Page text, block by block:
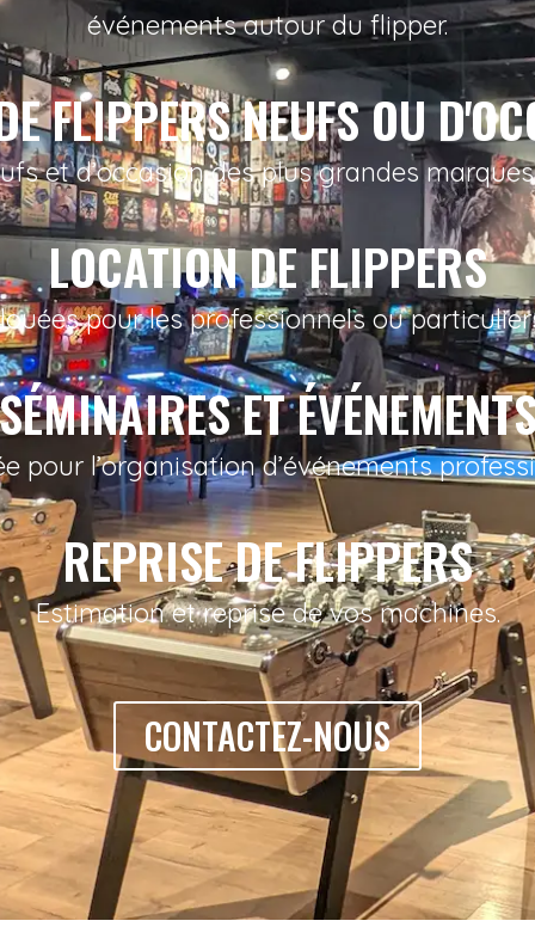
événements autour du flipper.
FLIPPERS NEUFS OU
et d’occasion des plus grandes
LOCATION DE FLIPPERS
pour les professionnels ou
ET
pour l’organisation d’événements
REPRISE DE FLIPPERS
Estimation et reprise de vos machines.
CONTACTEZ-NOUS